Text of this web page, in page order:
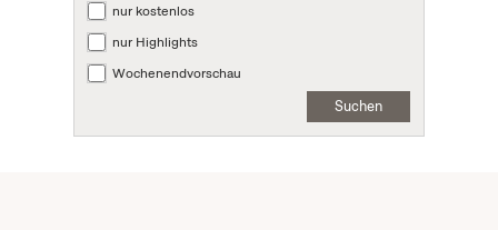
nur kostenlos
nur Highlights
Wochenendvorschau
Suchen